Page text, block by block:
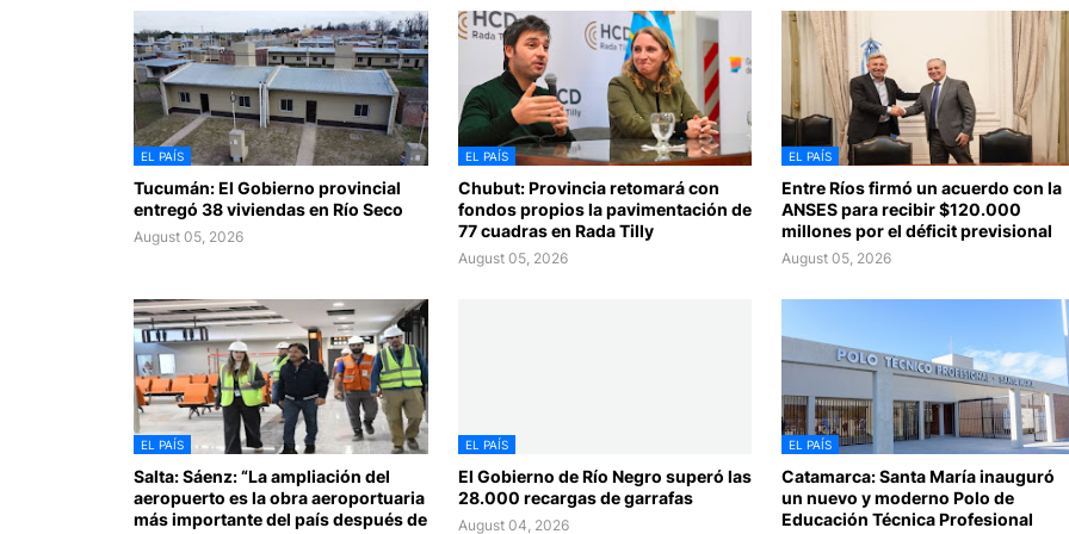
EL PAÍS
Tucumán: El Gobierno provincial
entregó 38 viviendas en Río Seco
August 05, 2026
EL PAÍS
Chubut: Provincia retomará con
fondos propios la pavimentación de
77 cuadras en Rada Tilly
August 05, 2026
EL PAÍS
Entre Ríos firmó un acuerdo con la
ANSES para recibir $120.000
millones por el déficit previsional
August 05, 2026
EL PAÍS
Salta: Sáenz: “La ampliación del
aeropuerto es la obra aeroportuaria
más importante del país después de
EL PAÍS
El Gobierno de Río Negro superó las
28.000 recargas de garrafas
August 04, 2026
EL PAÍS
Catamarca: Santa María inauguró
un nuevo y moderno Polo de
Educación Técnica Profesional